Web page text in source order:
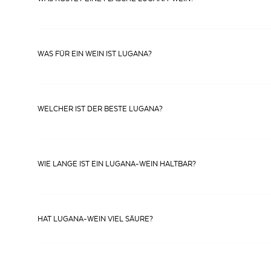
WAS FÜR EIN WEIN IST LUGANA?
(auch Trebbiano di Lugana) gekeltert.
prägen seinen Geschmack.
WELCHER IST DER BESTE LUGANA?
WIE LANGE IST EIN LUGANA-WEIN HALTBAR?
Lugana Riserva können vier bis sechs Jahre lagern, um ihr
wie der Lugana Vendemmia Tardiva.
HAT LUGANA-WEIN VIEL SÄURE?